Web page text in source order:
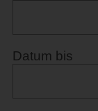
Datum bis